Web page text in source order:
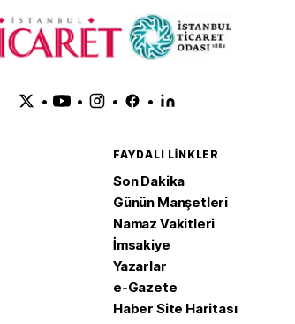
• • • •
FAYDALI LINKLER
Son Dakika
Günün Manşetleri
Namaz Vakitleri
İmsakiye
Yazarlar
e-Gazete
Haber Site Haritası